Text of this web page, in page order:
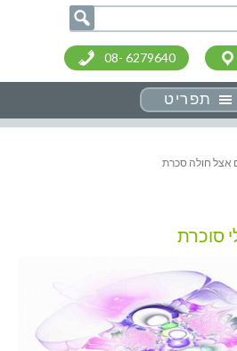
08- 6279640
תפריט
אצל חולה סכרת
סוכרת